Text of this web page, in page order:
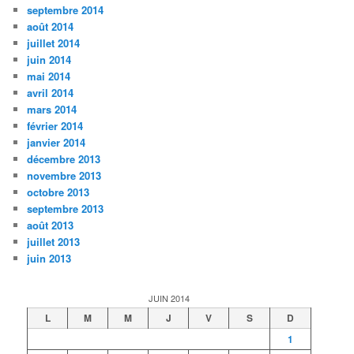
septembre 2014
août 2014
juillet 2014
juin 2014
mai 2014
avril 2014
mars 2014
février 2014
janvier 2014
décembre 2013
novembre 2013
octobre 2013
septembre 2013
août 2013
juillet 2013
juin 2013
JUIN 2014
L M M J V S
D
1